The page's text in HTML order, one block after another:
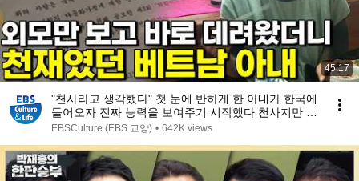
45:17
"천사라고 생각했다" 첫 눈에 반하게 한 아내가 한국에
들어오자 진짜 능력을 보여주기 시작했다 천사지만 천
재인 아내 #몰아볼교양
EBSCulture (EBS 교양) • 642K views